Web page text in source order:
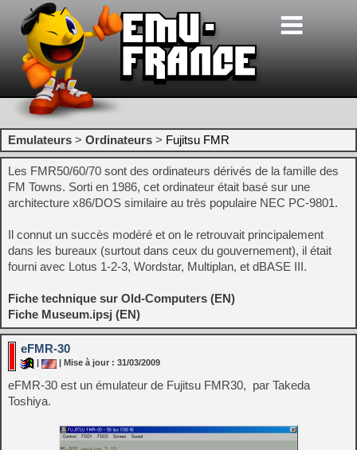
Emulateurs > Ordinateurs > Fujitsu FMR
Les FMR50/60/70 sont des ordinateurs dérivés de la famille des
FM Towns. Sorti en 1986, cet ordinateur était basé sur une
architecture x86/DOS similaire au très populaire NEC PC-9801.
Il connut un succès modéré et on le retrouvait principalement
dans les bureaux (surtout dans ceux du gouvernement), il était
fourni avec Lotus 1-2-3, Wordstar, Multiplan, et dBASE III.
Fiche technique sur Old-Computers (EN)
Fiche Museum.ipsj (EN)
eFMR-30
| Mise à jour : 31/03/2009
eFMR-30 est un émulateur de Fujitsu FMR30, par Takeda
Toshiya.